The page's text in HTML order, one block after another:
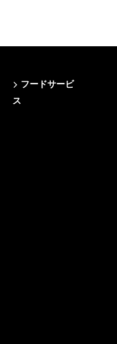
フードサービ
ス